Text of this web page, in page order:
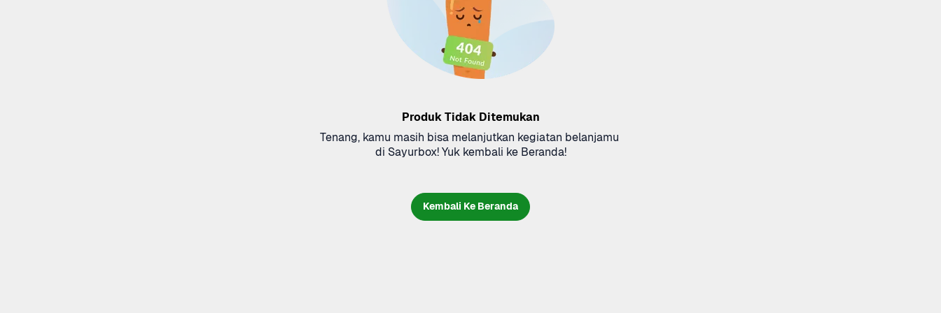
Produk Tidak Ditemukan
Tenang, kamu masih bisa melanjutkan kegiatan belanjamu
di Sayurbox! Yuk kembali ke Beranda!
Kembali Ke Beranda